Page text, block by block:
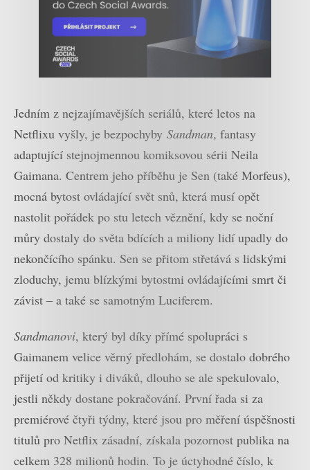
Jedním z nejzajímavějších seriálů, které letos na
Netflixu vyšly, je bezpochyby Sandman, fantasy
adaptující stejnojmennou komiksovou sérii Neila
Gaimana. Centrem jeho příběhu je Sen (také Morfeus),
mocná bytost ovládající svět snů, která musí opět
nastolit pořádek po stu letech věznění, kdy se noční
můry dostaly do světa bdících a miliony lidí upadly do
nekončícího spánku. Sen se přitom střetává s lidskými
zloduchy, jemu blízkými bytostmi ovládajícími smrt či
závist – a také se samotným Luciferem.
Sandmanovi, který byl díky přímé spolupráci s
Gaimanem velice věrný předlohám, se dostalo dobrého
přijetí od kritiky i diváků, dlouho se ale spekulovalo,
jestli někdy dostane pokračování. První řada si za
premiérové čtyři týdny, které jsou pro měření úspěšnosti
titulů pro Netflix zásadní, získala pozornost publika na
celkem 328 milionů hodin. To je úctyhodné číslo, k